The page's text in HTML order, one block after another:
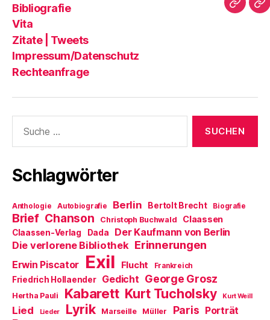
Bibliografie
Vita
Zitate | Tweets
Impressum/Datenschutz
Rechteanfrage
nach:
Schlagwörter
Anthologie Autobiografie Berlin Bertolt Brecht Biografie
Brief Chanson Christoph Buchwald Claassen
Claassen-Verlag Dada Der Kaufmann von Berlin
Die verlorene Bibliothek Erinnerungen
Erwin Piscator Exil Flucht Frankreich
Friedrich Hollaender Gedicht George Grosz
Hertha Pauli Kabarett Kurt Tucholsky Kurt Weill
Lied Lieder Lyrik Marseille Müller Paris Porträt